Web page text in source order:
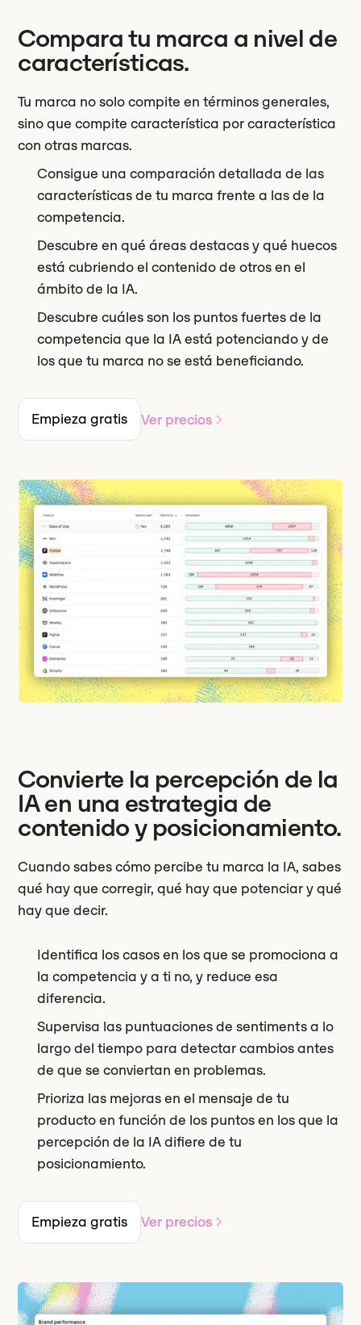
Compara tu marca a nivel de
características.
Tu marca no solo compite en términos generales,
sino que compite característica por característica
con otras marcas.
Consigue una comparación detallada de las
características de tu marca frente a las de la
competencia.
Descubre en qué áreas destacas y qué huecos
está cubriendo el contenido de otros en el
ámbito de la IA.
Descubre cuáles son los puntos fuertes de la
competencia que la IA está potenciando y de
los que tu marca no se está beneficiando.
Empieza gratis Ver precios
Convierte la percepción de la
IA en una estrategia de
contenido y posicionamiento.
Cuando sabes cómo percibe tu marca la IA, sabes
qué hay que corregir, qué hay que potenciar y qué
hay que decir.
Identifica los casos en los que se promociona a
la competencia y a ti no, y reduce esa
diferencia.
Supervisa las puntuaciones de sentiments a lo
largo del tiempo para detectar cambios antes
de que se conviertan en problemas.
Prioriza las mejoras en el mensaje de tu
producto en función de los puntos en los que la
percepción de la IA difiere de tu
posicionamiento.
Empieza gratis Ver precios